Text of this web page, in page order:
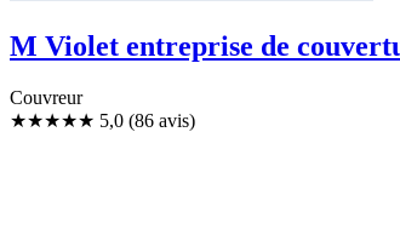
M Violet entreprise de
Couvreur
★★★★★ 5,0 (86 avis)